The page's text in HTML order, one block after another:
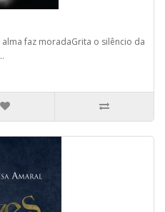
faz moradaGrita o silêncio da